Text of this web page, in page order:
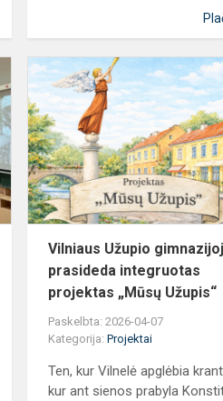
Buvę
Užupio
gimnazijos
mokiniai
pristatė
studijas
Karo
akad...
Vilniaus Užupio
prasideda integruotas
projektas „Mūsų Užupis“
Paskelbta: 2026-04-07
Kategorija:Projektai
Ten, kur Vilnelė apglėbia
kur ant sienos prabyla